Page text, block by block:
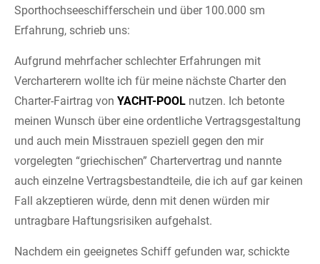
Sporthochseeschifferschein und über 100.000 sm
Erfahrung, schrieb uns:
Aufgrund mehrfacher schlechter Erfahrungen mit
Vercharterern wollte ich für meine nächste Charter den
Charter-Fairtrag von YACHT-POOL nutzen. Ich betonte
meinen Wunsch über eine ordentliche Vertragsgestaltung
und auch mein Misstrauen speziell gegen den mir
vorgelegten “griechischen” Chartervertrag und nannte
auch einzelne Vertragsbestandteile, die ich auf gar keinen
Fall akzeptieren würde, denn mit denen würden mir
untragbare Haftungsrisiken aufgehalst.
Nachdem ein geeignetes Schiff gefunden war, schickte